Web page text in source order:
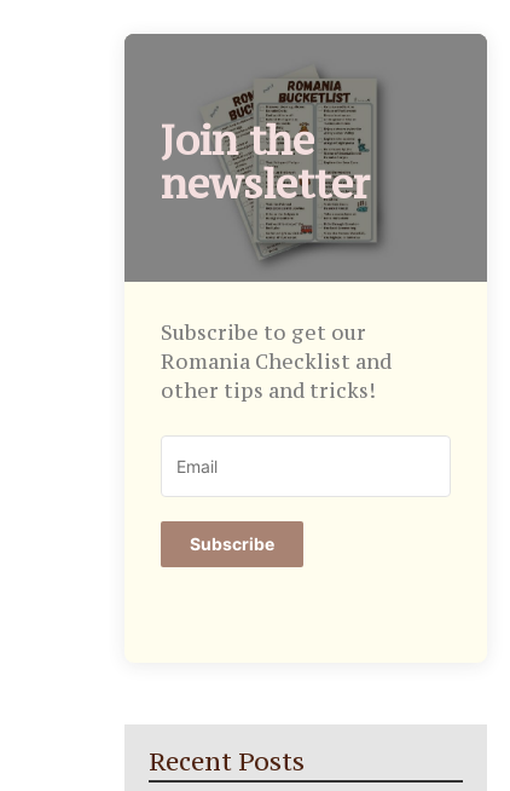
Join the
newsletter
Subscribe to get our
Romania Checklist and
other tips and tricks!
Subscribe
Recent Posts